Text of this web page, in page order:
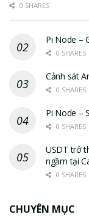
0 SHARES
Pi Node –
0 SHARES
Cảnh sát
0 SHARES
Pi Node –
0 SHARES
USDT trở
ngầm tại
0 SHARES
CHUYÊN MỤC